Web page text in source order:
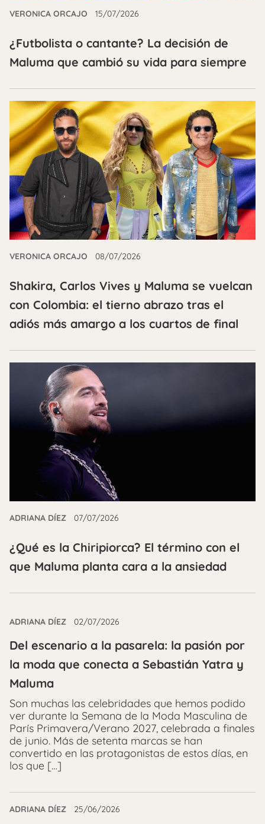
VERONICA ORCAJO 15/07/2026
¿Futbolista o cantante? La decisión de
Maluma que cambió su vida para siempre
VERONICA ORCAJO 08/07/2026
Shakira, Carlos Vives y Maluma se vuelcan
con Colombia: el tierno abrazo tras el
adiós más amargo a los cuartos de final
ADRIANA DÍEZ 07/07/2026
¿Qué es la Chiripiorca? El término con el
que Maluma planta cara a la ansiedad
ADRIANA DÍEZ 02/07/2026
Del escenario a la pasarela: la pasión por
la moda que conecta a Sebastián Yatra y
Maluma
Son muchas las celebridades que hemos podido
ver durante la Semana de la Moda Masculina de
París Primavera/Verano 2027, celebrada a finales
de junio. Más de setenta marcas se han
convertido en las protagonistas de estos días, en
los que […]
ADRIANA DÍEZ 25/06/2026